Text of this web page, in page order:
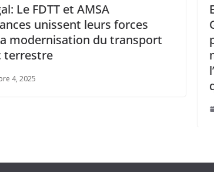
Ethiopian Airlines a
Groupe de la BAD comme
principal mandaté pour
mobilisation des
l’aéroport international
qui devrait devenir le plus